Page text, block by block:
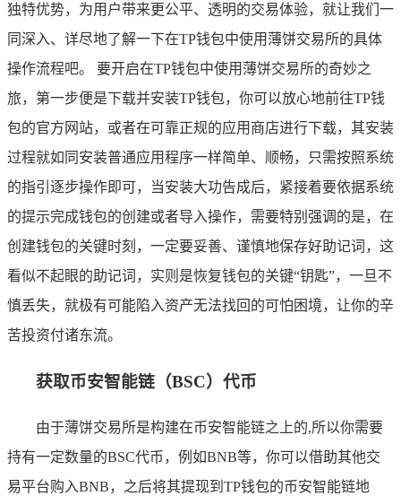
独特优势，为用户带来更公平、透明的交易体验，就让我们一
同深入、详尽地了解一下在TP钱包中使用薄饼交易所的具体
操作流程吧。 要开启在TP钱包中使用薄饼交易所的奇妙之
旅，第一步便是下载并安装TP钱包，你可以放心地前往TP钱
包的官方网站，或者在可靠正规的应用商店进行下载，其安装
过程就如同安装普通应用程序一样简单、顺畅，只需按照系统
的指引逐步操作即可，当安装大功告成后，紧接着要依据系统
的提示完成钱包的创建或者导入操作，需要特别强调的是，在
创建钱包的关键时刻，一定要妥善、谨慎地保存好助记词，这
看似不起眼的助记词，实则是恢复钱包的关键“钥匙”，一旦不
慎丢失，就极有可能陷入资产无法找回的可怕困境，让你的辛
苦投资付诸东流。
获取币安智能链（BSC）代币
由于薄饼交易所是构建在币安智能链之上的,所以你需要
持有一定数量的BSC代币，例如BNB等，你可以借助其他交
易平台购入BNB，之后将其提现到TP钱包的币安智能链地